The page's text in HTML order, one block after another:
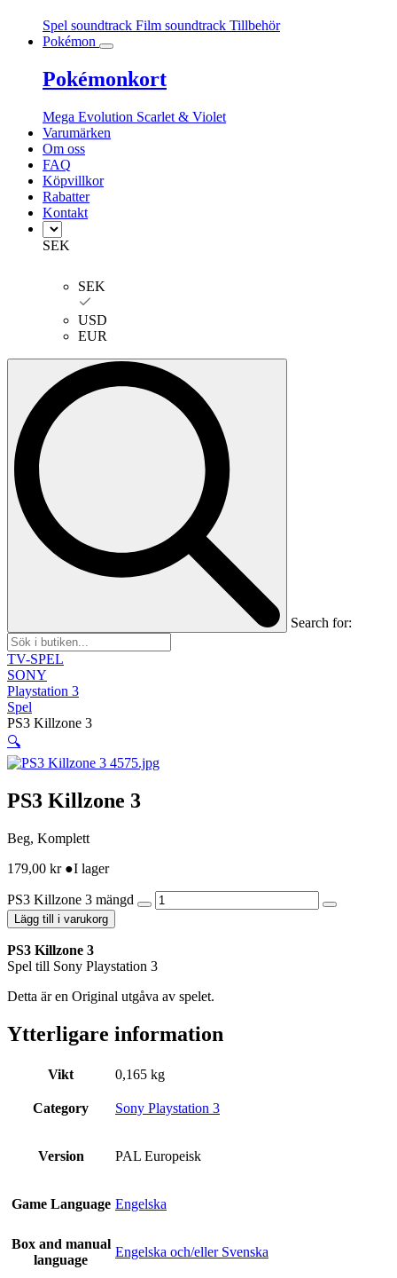
Spel soundtrack Film soundtrack Tillbehör
Pokémon
Pokémonkort
Mega Evolution Scarlet & Violet
Varumärken
Om oss
FAQ
Köpvillkor
Rabatter
Kontakt
SEK
SEK
USD
EUR
Search for:
TV-SPEL
SONY
Playstation 3
Spel
PS3 Killzone 3
🔍
PS3 Killzone 3
Beg, Komplett
179,00 kr ●I lager
PS3 Killzone 3 mängd
Lägg till i varukorg
PS3 Killzone 3
Spel till Sony Playstation 3
Detta är en Original utgåva av spelet.
Ytterligare information
Vikt 0,165 kg
Category Sony Playstation 3
Version PAL Europeisk
Game Language Engelska
Box and manual
language
Engelska och/eller Svenska